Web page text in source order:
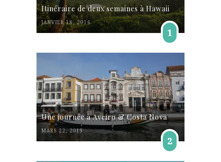
Itinéraire de deux semaines à Hawaii
JANVIER 18, 2016
1
Une journée à Aveiro & Costa Nova
MARS 22, 2019
2